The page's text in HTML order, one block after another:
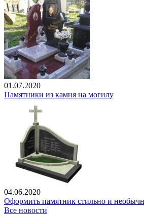
01.07.2020
Памятники из камня на могилу
04.06.2020
Оформить памятник стильно и
Все новости